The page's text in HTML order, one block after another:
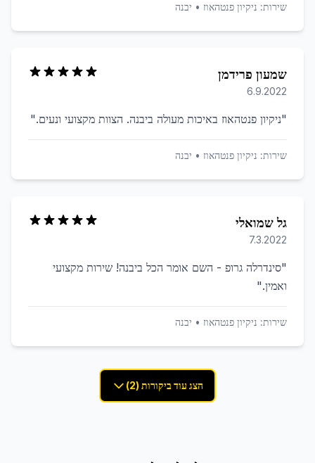
שירות: ניקיון פנטהאוז • יבנה
שמעון פרידמן
6.9.2022
"ניקיון פנטהאוז באיכות מעולה ביבנה. הצוות מקצועי ונעים."
שירות: ניקיון פנטהאוז • יבנה
גל שמואלי
7.3.2022
"סינדרלה גרופ - השם אומר הכל ביבנה! שירות מקצועי
ואמין."
שירות: ניקיון פנטהאוז • יבנה
הצג עוד ביקורות (2)